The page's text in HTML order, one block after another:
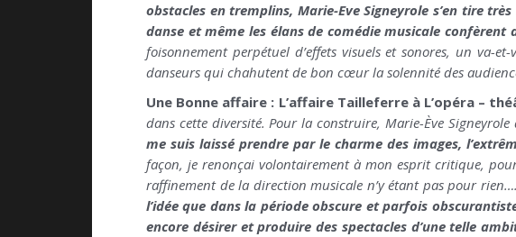
obstacles en tremplins, Marie-Eve Signeyrole s’en tire
danse et même les élans de comédie musicale
foisonnement perpétuel d’effets visuels et sonores, un va-
danseurs qui chahutent de bon cœur la solennité des
Une Bonne affaire : L’affaire Tailleferre à L’opéra –
dans cette diversité. Pour la construire, Marie-Ève
me suis laissé prendre par le charme des images,
façon, je renonçai volontairement à mon esprit critique,
raffinement de la direction musicale n’y étant pas pour rien….
l’idée que dans la période obscure et parfois
encore désirer et produire des spectacles d’une telle